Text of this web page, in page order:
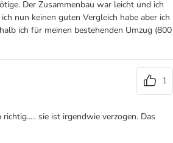
Der Zusammenbau war leicht und ich
nun keinen guten Vergleich habe aber ich
ich für meinen bestehenden Umzug (800
1
sie ist irgendwie verzogen. Das